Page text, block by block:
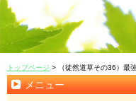
トップページ > （徒然道草その36）最
メニュー